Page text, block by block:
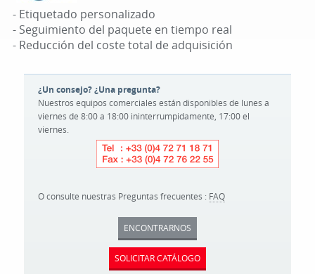
- Etiquetado personalizado
- Seguimiento del paquete en tiempo real
- Reducción del coste total de adquisición
¿Un consejo? ¿Una pregunta?
Nuestros equipos comerciales están disponibles de lunes a
viernes de 8:00 a 18:00 ininterrumpidamente, 17:00 el
viernes.
O consulte nuestras Preguntas frecuentes : FAQ
ENCONTRARNOS
SOLICITAR CATÁLOGO